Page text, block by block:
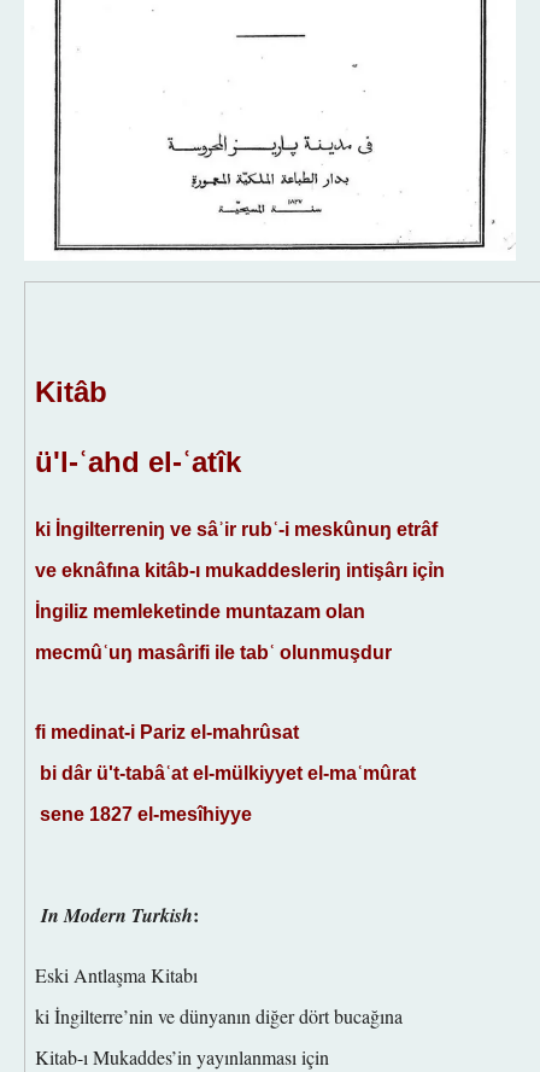
Kitâb
ü'l-ʿahd el-ʿatîk
ki İngilterreniŋ ve sâʾir rubʿ-i meskûnuŋ etrâf
ve eknâfına kitâb-ı mukaddesleriŋ intişârı içỉn
İngiliz memleketinde muntazam olan
mecmûʿuŋ masârifi ile tabʿ olunmuşdur
fi medinat-i Pariz el-mahrûsat
bi dâr ü't-tabâʿat el-mülkiyyet el-maʿmûrat
sene 1827 el-mesîhiyye
In Modern Turkish:
Eski Antlaşma Kitabı
ki İngilterre’nin ve dünyanın diğer dört bucağına
Kitab-ı Mukaddes’in yayınlanması için